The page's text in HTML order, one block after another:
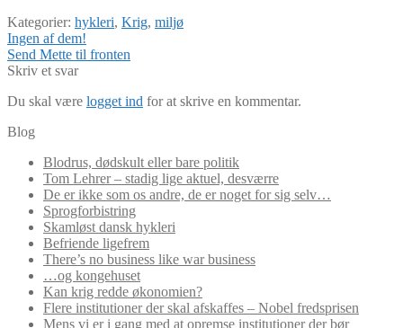
Kategorier: hykleri, Krig, miljø
Indlægsnavigation
Forrige
indlæg:
Ingen af dem!
Næste
indlæg:
Send Mette til fronten
Skriv et svar
Du skal være logget ind for at skrive en kommentar.
Blog
Blodrus, dødskult eller bare politik
Tom Lehrer – stadig lige aktuel, desværre
De er ikke som os andre, de er noget for sig selv…
Sprogforbistring
Skamløst dansk hykleri
Befriende ligefrem
There’s no business like war business
…og kongehuset
Kan krig redde økonomien?
Flere institutioner der skal afskaffes – Nobel fredsprisen
Mens vi er i gang med at opremse institutioner der bør